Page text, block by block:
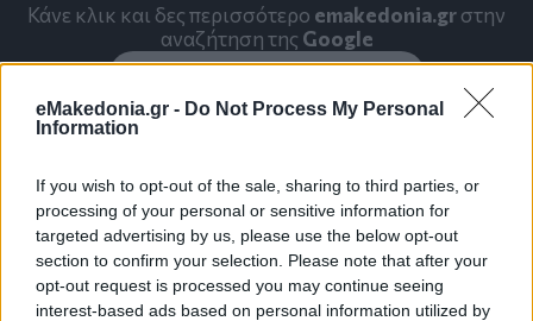
eMakedonia.gr - Do Not Process My Personal
Information
If you wish to opt-out of the sale, sharing to third parties, or
processing of your personal or sensitive information for
targeted advertising by us, please use the below opt-out
section to confirm your selection. Please note that after your
opt-out request is processed you may continue seeing
interest-based ads based on personal information utilized by
Κάνε κλικ και δες περισσότερο emakedonia.grστην
αναζήτηση της Google
Πρόσθεσέ το στηνGoogle
ΠΟΛΙΤΙΚΗ